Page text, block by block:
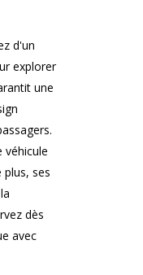
d'un
explorer
une
véhicule
ses
dès
avec